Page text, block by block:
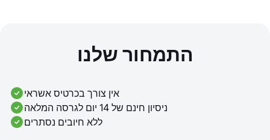
התמחור שלנו
אין צורך בכרטיס אשראי
ניסיון חינם של 14 יום לגרסה המלאה
ללא חיובים נסתרים